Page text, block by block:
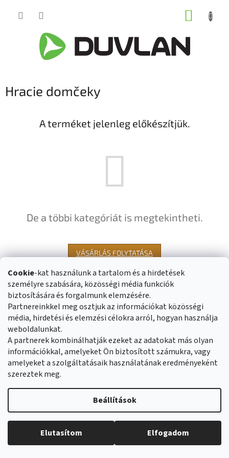
Cookie-kat használunk a tartalom és a hirdetések
személyre szabására, közösségi média funkciók
biztosítására és forgalmunk elemzésére.
Partnereinkkel meg osztjuk az információkat közösségi
média, hirdetési és elemzési célokra arról, hogyan használja
weboldalunkat.
A partnerek kombinálhatják ezeket az adatokat más olyan
információkkal, amelyeket Ön biztosított számukra, vagy
amelyeket a szolgáltatásaik használatának eredményeként
szereztek meg.
Beállítások
Elutasítom Elfogadom
KOSÁR
Hracie domčeky
A terméket jelenleg előkészítjük.
De a többi kategóriát is megtekintheti.
VÁSÁRLÁS FOLYTATÁSA
Üzleti feltételek
Reklamáció rendje
Általános adatvédelmi szabályozás Cookies Kapcsolat
Shoptet készítette
Copyright 2026Duvlan.hu. Minden jog fenntartva.Süti beállítások
szerkesztése